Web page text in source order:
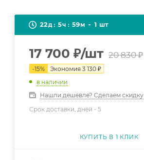
22д 5ч 59м 1 шт
17 700 ₽/шт 20 830₽
-15% Экономия 3 130 ₽
в наличии
Нашли дешевле? Сделаем скидку
Срок доставки, дней - 5
КУПИТЬ В 1 КЛИК